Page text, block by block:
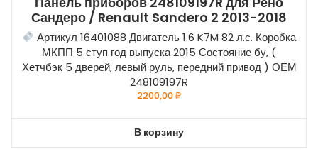
Сандеро / Renault Sandero 2 2013-2018
Артикул 16401088 Двигатель 1.6 K7M 82 л.с. Коробка
МКПП 5 ступ год выпуска 2015 Состояние бу, (
Хетчбэк 5 дверей, левый руль, передний привод ) ОЕМ
248109197R
2200,00₽
В корзину